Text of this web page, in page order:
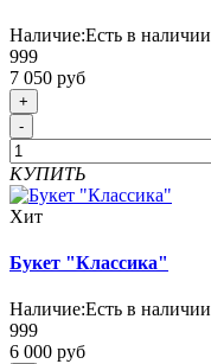
Наличие:Есть в наличии
999
7 050 руб
+
-
КУПИТЬ
Хит
Букет "Классика"
Наличие:Есть в наличии
999
6 000 руб